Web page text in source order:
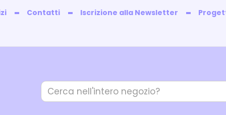
Contatti Iscrizione alla Newsletter
Cerca
Prodotto